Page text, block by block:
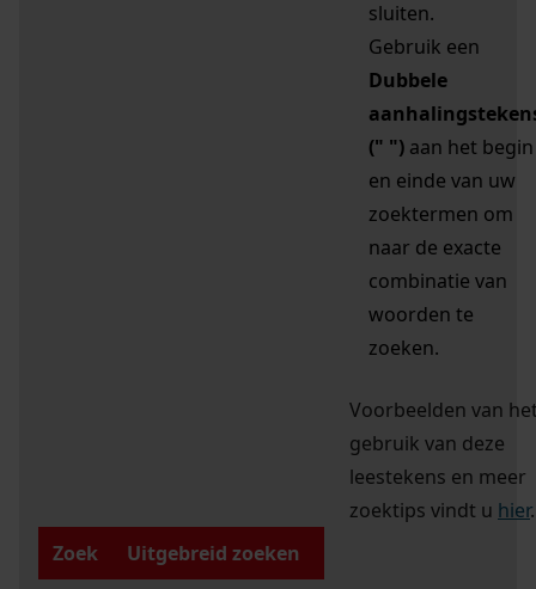
sluiten.
Gebruik een
Dubbele
(" ") aan het begin
en einde van uw
zoektermen om
naar de exacte
combinatie van
woorden te
zoeken.
Voorbeelden van
gebruik van deze
leestekens en meer
zoektips vindt u hier.
Zoek
Uitgebreid zoeken